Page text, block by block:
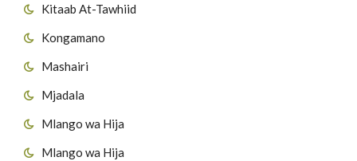
Kitaab At-Tawhiid
Kongamano
Mashairi
Mjadala
Mlango wa Hija
Mlango wa Hija